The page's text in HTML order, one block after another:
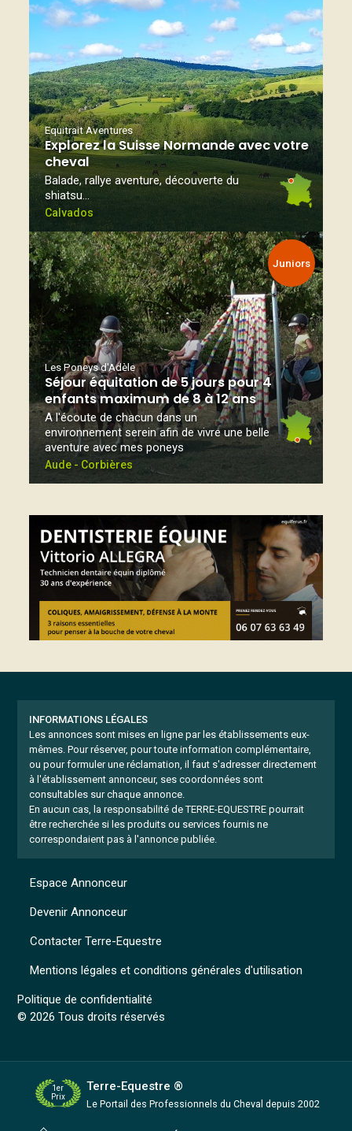
Equitrait Aventures
Explorez la Suisse Normande avec votre
cheval
Balade, rallye aventure, découverte du
shiatsu…
Calvados
Juniors
Les Poneys d'Adèle
Séjour équitation de 5 jours pour 4
enfants maximum de 8 à 12 ans
A l'écoute de chacun dans un
environnement serein afin de vivre une belle
aventure avec mes poneys
Aude - Corbières
INFORMATIONS LÉGALES
Les annonces sont mises en ligne par les établissements eux-
mêmes. Pour réserver, pour toute information complémentaire,
ou pour formuler une réclamation, il faut s'adresser directement
à l'établissement annonceur, ses coordonnées sont
consultables sur chaque annonce.
En aucun cas, la responsabilité de TERRE-EQUESTRE pourrait
être recherchée si les produits ou services fournis ne
correspondaient pas à l'annonce publiée.
Mentions légales et conditions générales d'utilisation
Politique de confidentialité
© 2026 Tous droits réservés
Espace Annonceur
Devenir Annonceur
Contacter Terre-Equestre
1er
Prix
Terre-Equestre ®
Le Portail des Professionnels du Cheval depuis 2002